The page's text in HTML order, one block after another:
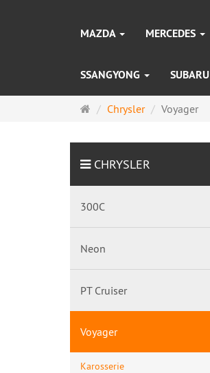
MAZDA MERCEDES
SSANGYONG SUBARU
Startseite
Chrysler Voyager
CHRYSLER
300C
Neon
PT Cruiser
Voyager
Karosserie